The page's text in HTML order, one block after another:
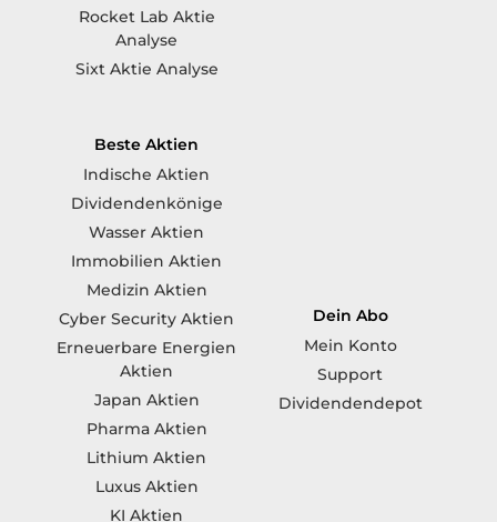
Rocket Lab Aktie
Analyse
Sixt Aktie Analyse
Beste Aktien
Indische Aktien
Dividendenkönige
Wasser Aktien
Immobilien Aktien
Medizin Aktien
Cyber Security Aktien
Erneuerbare Energien
Aktien
Japan Aktien
Pharma Aktien
Lithium Aktien
Luxus Aktien
KI Aktien
Dein Abo
Mein Konto
Support
Dividendendepot